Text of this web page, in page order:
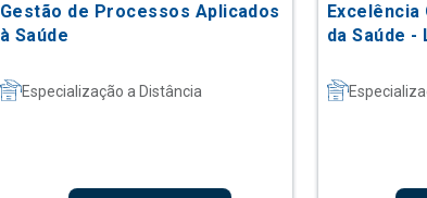
Gestão de Processos Aplicados
à Saúde
Especialização a Distância
Excelência
da Saúde -